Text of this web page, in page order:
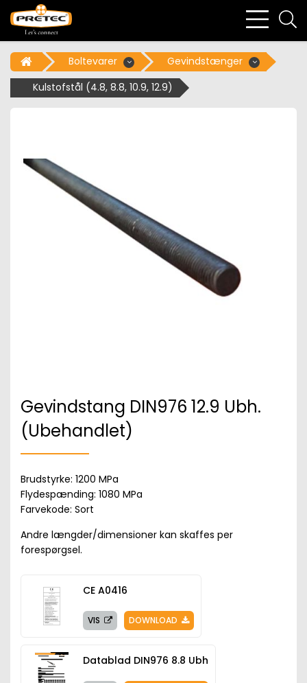
bars
Boltevarer
Gevindstænger
Kulstofstål (4.8, 8.8, 10.9, 12.9)
Gevindstang DIN976 12.9 Ubh.
(Ubehandlet)
Brudstyrke: 1200 MPa
Flydespænding: 1080 MPa
Farvekode: Sort
Andre længder/dimensioner kan skaffes per
forespørgsel.
CE A0416
VIS DOWNLOAD
Datablad DIN976 8.8 Ubh